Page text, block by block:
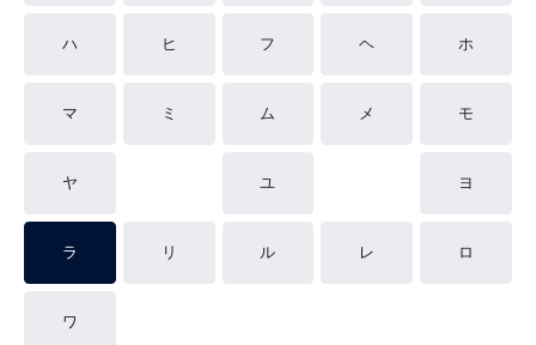
ハ ヒ フ ヘ ホ
マ ミ ム メ モ
ヤ ユ ヨ
ラ リ ル レ ロ
ワ